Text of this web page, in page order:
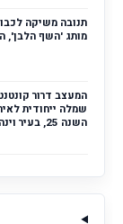
מותג 'השף הלבן',
המעצב דרור
השנה 25, בעיר וינה שבאוסטריה.